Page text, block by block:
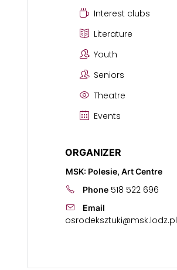
Interest clubs
Literature
Youth
Seniors
Theatre
Events
ORGANIZER
MSK: Polesie, Art Centre
Phone 518 522 696
Email
osrodeksztuki@msk.lodz.pl